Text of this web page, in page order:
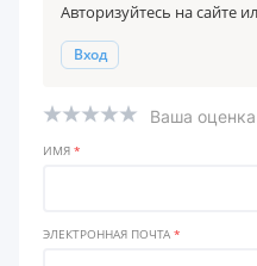
Авторизуйтесь на сайте
Вход
Ваша оценка
ИМЯ *
ЭЛЕКТРОННАЯ ПОЧТА *